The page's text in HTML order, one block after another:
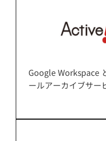
Google Workspace
ールアーカイブサー